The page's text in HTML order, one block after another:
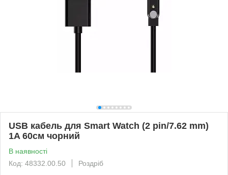
USB кабель для Smart Watch (2 pin/7.62 mm)
1A 60см чорний
В наявності
Код: 48332.00.50
Роздріб